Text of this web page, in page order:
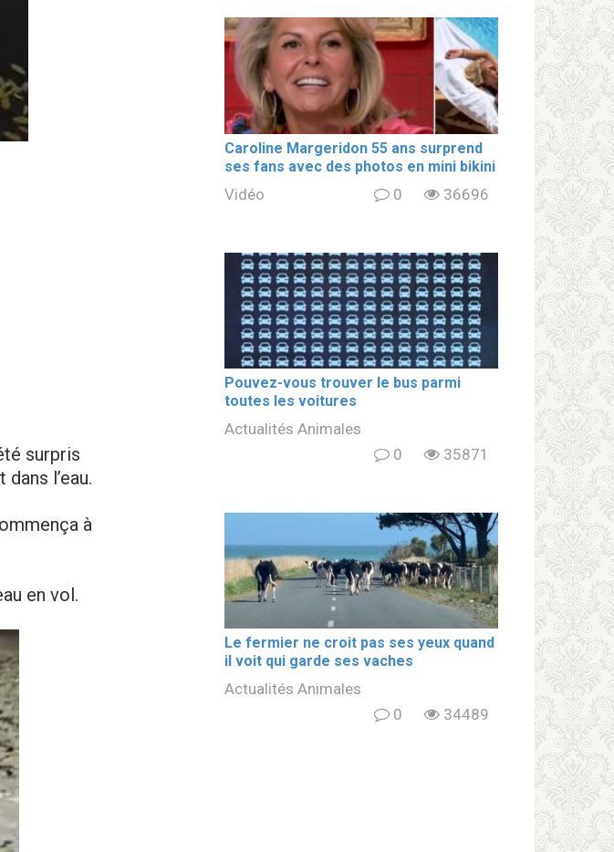
surpris
l’eau.
à
en vol.
Caroline Margeridon 55 ans surprend
ses fans avec des photos en mini bikini
Vidéo 0 36696
Pouvez-vous trouver le bus parmi
toutes les voitures
Actualités Animales
0
35871
Le fermier ne croit pas ses yeux quand
il voit qui garde ses vaches
Actualités Animales
0
34489